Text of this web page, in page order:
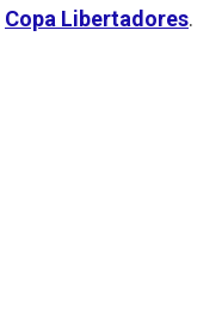
Copa Libertadores.